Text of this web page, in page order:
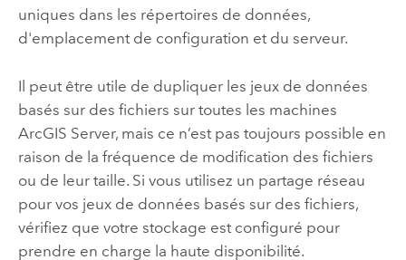
uniques dans les répertoires de données,
d'emplacement de configuration et du serveur.
Il peut être utile de dupliquer les jeux de données
basés sur des fichiers sur toutes les machines
ArcGIS Server, mais ce n’est pas toujours possible en
raison de la fréquence de modification des fichiers
ou de leur taille. Si vous utilisez un partage réseau
pour vos jeux de données basés sur des fichiers,
vérifiez que votre stockage est configuré pour
prendre en charge la haute disponibilité.